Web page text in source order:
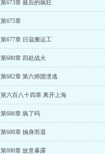
第673章 最后的疯狂
第675章
第677章 日寇搬运工
第680章 四处战火
第682章 第六师团溃逃
第六百八十四章 离开上海
第686章 疯了吗
第688章 抽身而退
第690章 故意暴露